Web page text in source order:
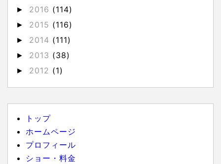
► 2016 (114)
► 2015 (116)
► 2014 (111)
► 2013 (38)
► 2012 (1)
トップ
ホームページ
プロフィール
ショー・料金